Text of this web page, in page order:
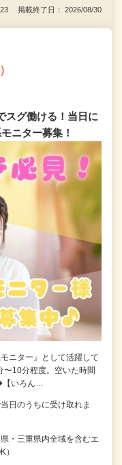
23 掲載終了日： 2026/08/30
スグ働ける！当日に
ニター募集！
ニター』として活躍して
〜10分程度。空いた時間
【いろん…
日のうちに受け取れま
・三重県内全域を含むエ
）